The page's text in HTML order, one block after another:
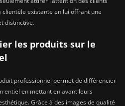
existante en lui offrant une
distinctive.
les produits sur le
professionnel permet de différencier
en mettant en avant leurs
Grâce à des images de qualité